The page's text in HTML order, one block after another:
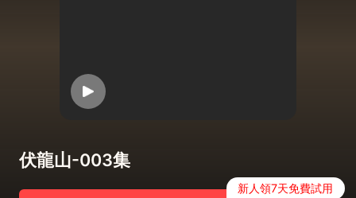
伏龍山-003集
新人領7天免費試用